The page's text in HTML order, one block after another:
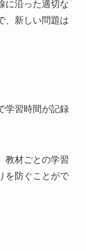
に沿った適切な
、新しい問題は
学習時間が記録
教材ごとの学習
を防ぐことがで